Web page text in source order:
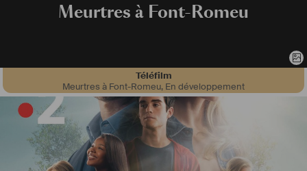
Meurtres à Font-Romeu
Téléfilm
Meurtres à Font-Romeu, En développement